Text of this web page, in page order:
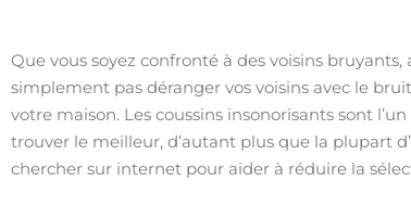
Que vous soyez confronté à des voisins
simplement pas déranger vos voisins avec le
votre maison. Les coussins insonorisants sont
trouver le meilleur, d’autant plus que la plupart
chercher sur internet pour aider à réduire la